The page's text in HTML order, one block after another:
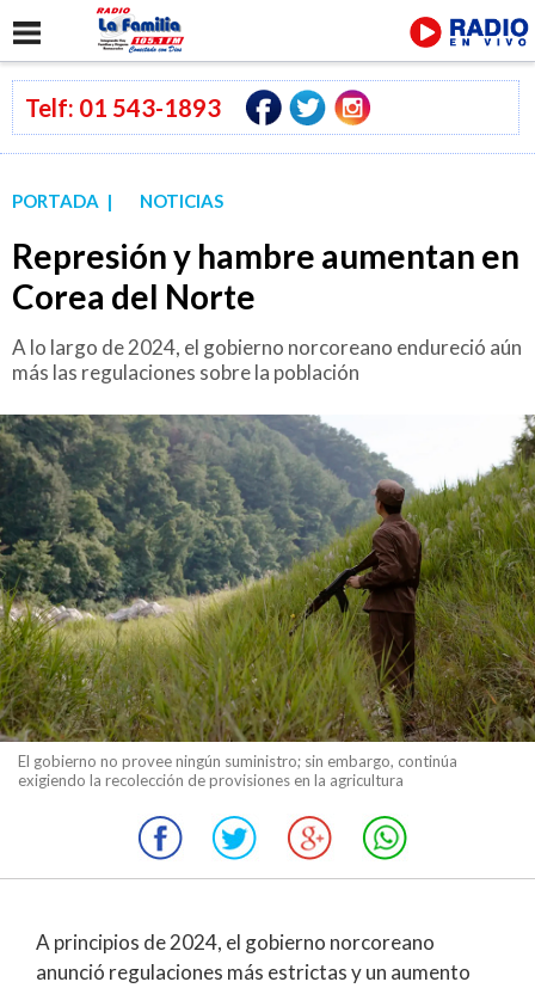
Telf: 01 543-1893
PORTADA | NOTICIAS
Represión y hambre aumentan en
Corea del Norte
A lo largo de 2024, el gobierno norcoreano endureció aún
más las regulaciones sobre la población
El gobierno no provee ningún suministro; sin embargo, continúa
exigiendo la recolección de provisiones en la agricultura
A principios de 2024, el gobierno norcoreano
anunció regulaciones más estrictas y un aumento